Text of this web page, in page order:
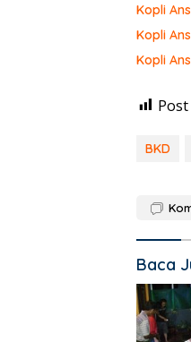
Kopli
Kopli
Kopli
Post
BKD
Baca